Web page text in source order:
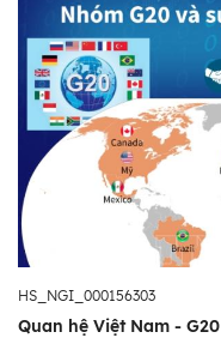
HS_NGI_000156303
Quan hệ Việt Nam - G20